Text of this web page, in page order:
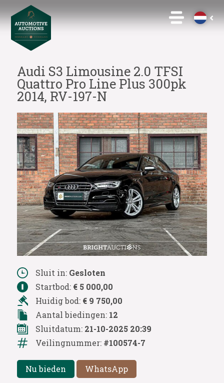
Audi S3 Limousine 2.0 TFSI
Quattro Pro Line Plus 300pk
2014, RV-197-N
Sluit in: Gesloten
Startbod: € 5 000,00
Huidig bod: € 9 750,00
Aantal biedingen: 12
Sluitdatum: 21-10-2025 20:39
Veilingnummer: #100574-7
Nu bieden WhatsApp